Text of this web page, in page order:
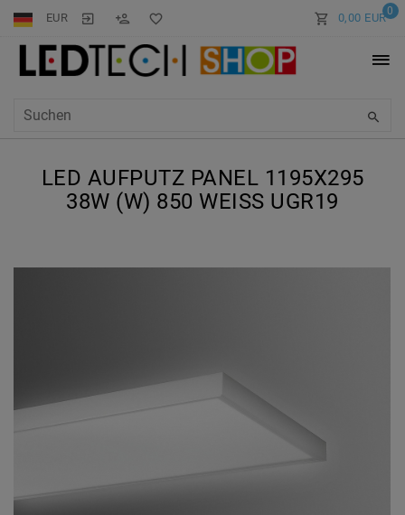
EUR 0
0,00 EUR
LED AUFPUTZ PANEL 1195X295
38W (W) 850 WEISS UGR19